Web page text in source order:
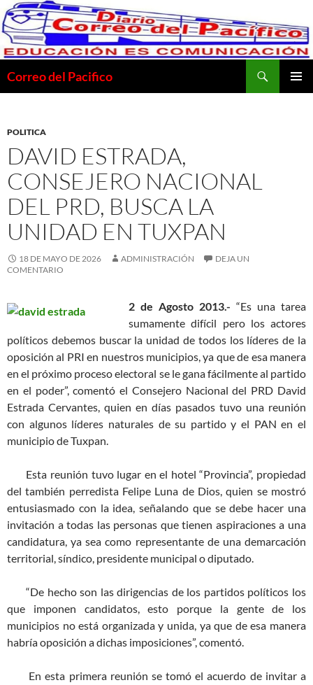
Saltar
al
contenido
Correo del Pacifico
POLITICA
DAVID ESTRADA,
CONSEJERO NACIONAL
DEL PRD, BUSCA LA
UNIDAD EN TUXPAN
18 DE MAYO DE 2026 ADMINISTRACIÓN
DEJA UN
COMENTARIO
2 de Agosto 2013.- “Es una tarea
sumamente difícil pero los actores
políticos debemos buscar la unidad de todos los líderes de la
oposición al PRI en nuestros municipios, ya que de esa manera
en el próximo proceso electoral se le gana fácilmente al partido
en el poder”, comentó el Consejero Nacional del PRD David
Estrada Cervantes, quien en días pasados tuvo una reunión
con algunos líderes naturales de su partido y el PAN en el
municipio de Tuxpan.
Esta reunión tuvo lugar en el hotel “Provincia”, propiedad
del también perredista Felipe Luna de Dios, quien se mostró
entusiasmado con la idea, señalando que se debe hacer una
invitación a todas las personas que tienen aspiraciones a una
candidatura, ya sea como representante de una demarcación
territorial, síndico, presidente municipal o diputado.
“De hecho son las dirigencias de los partidos políticos los
que imponen candidatos, esto porque la gente de los
municipios no está organizada y unida, ya que de esa manera
habría oposición a dichas imposiciones”, comentó.
En esta primera reunión se tomó el acuerdo de invitar a